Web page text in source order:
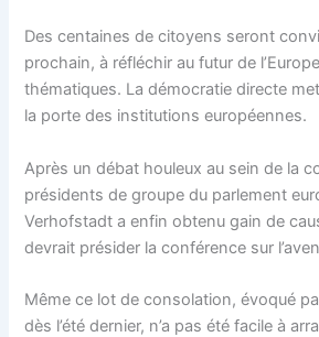
Des centaines de citoyens seront
prochain, à réfléchir au futur de
thématiques. La démocratie directe
la porte des institutions européennes.
Après un débat houleux au sein de la
présidents de groupe du parlement
Verhofstadt a enfin obtenu gain de
devrait présider la conférence sur
Même ce lot de consolation, évoqué
dès l’été dernier, n’a pas été facile à